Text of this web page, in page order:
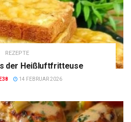
REZEPTE
der Heißluftfritteuse
14 FEBRUAR 2026